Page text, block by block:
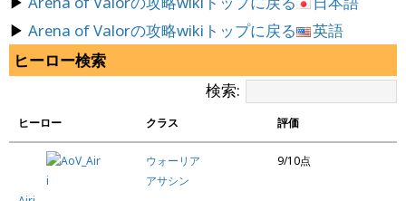
▶ Arena of Valorの攻略wikiトップに戻る
英語
ヒーロー検索
検索:
ヒーロー クラス 評価
ウォーリア
アサシン
9/10点